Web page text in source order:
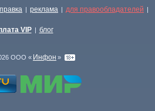
| реклама | для правообладателей |
VIP | блог
ООО « Инфон »